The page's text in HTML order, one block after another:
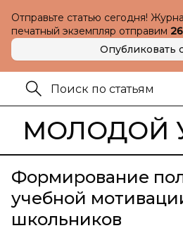
Отправьте статью сегодня!
печатный экземпляр отправим
Опубликовать
МОЛОДОЙ
Формирование
учебной
школьников